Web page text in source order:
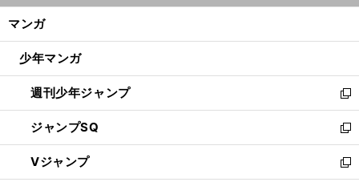
ン
ウ
開
く
マンガ
少年マンガ
週刊少年ジャンプ
新
し
い
ウ
ィ
ジャンプSQ
新
し
い
Vジャンプ
新